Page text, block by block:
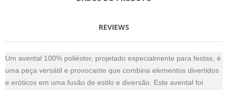
REVIEWS
Um avental 100% poliéster, projetado especialmente para festas, é
uma peça versátil e provocante que combina elementos divertidos
e eróticos em uma fusão de estilo e diversão. Este avental foi